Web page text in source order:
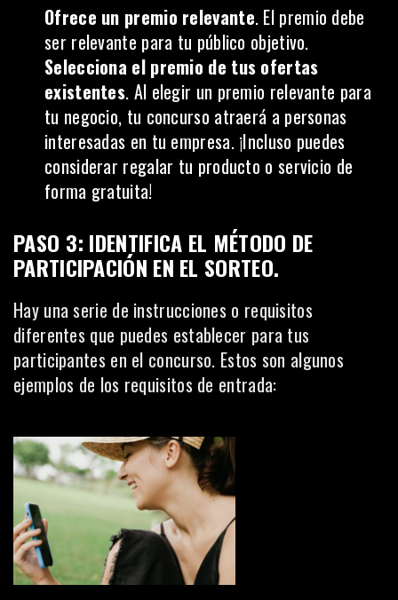
Ofrece un premio relevante. El premio debe
ser relevante para tu público objetivo.
Selecciona el premio de tus ofertas
existentes. Al elegir un premio relevante para
tu negocio, tu concurso atraerá a personas
interesadas en tu empresa. ¡Incluso puedes
considerar regalar tu producto o servicio de
forma gratuita!
PASO 3: IDENTIFICA EL MÉTODO DE
PARTICIPACIÓN EN EL SORTEO.
Hay una serie de instrucciones o requisitos
diferentes que puedes establecer para tus
participantes en el concurso. Estos son algunos
ejemplos de los requisitos de entrada: